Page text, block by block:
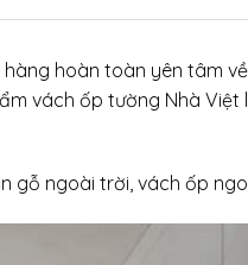
hoàn toàn yên tâm
vách ốp tường Nhà
ngoài trời, vách ốp